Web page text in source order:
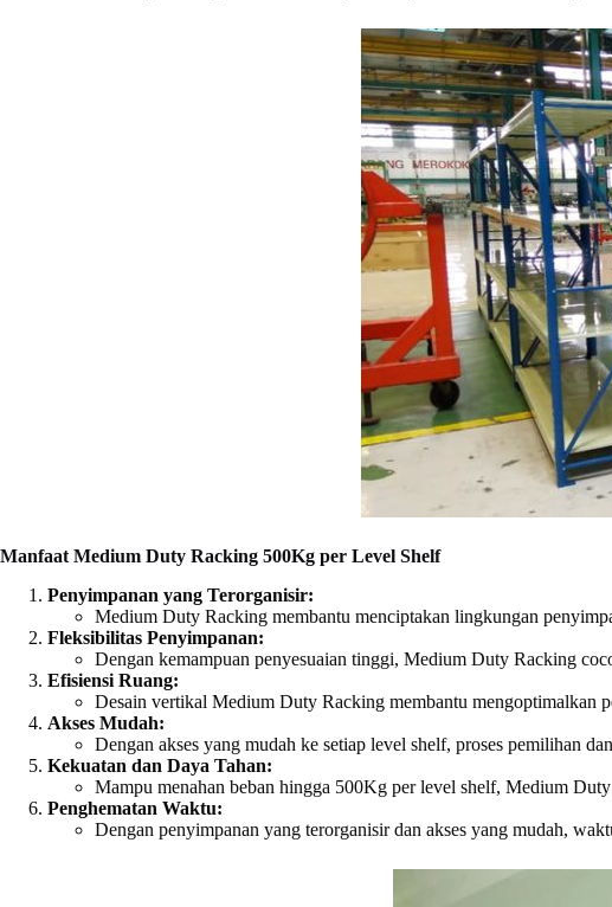
Manfaat Medium Duty Racking 500Kg per Level Shelf
Penyimpanan yang Terorganisir:
Medium Duty Racking membantu menciptakan lingkungan
Fleksibilitas Penyimpanan:
Dengan kemampuan penyesuaian tinggi, Medium Duty Racking
Efisiensi Ruang:
Desain vertikal Medium Duty Racking membantu mengoptimalkan
Akses Mudah:
Dengan akses yang mudah ke setiap level shelf, proses pemilihan
Kekuatan dan Daya Tahan:
Mampu menahan beban hingga 500Kg per level shelf, Medium
Penghematan Waktu:
Dengan penyimpanan yang terorganisir dan akses yang mudah,